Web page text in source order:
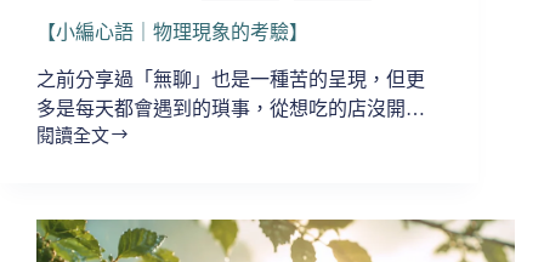
【小編心語｜物理現象的考驗】
之前分享過「無聊」也是一種苦的呈現，但更
多是每天都會遇到的瑣事，從想吃的店沒開…
閱讀全文
【小
語
｜